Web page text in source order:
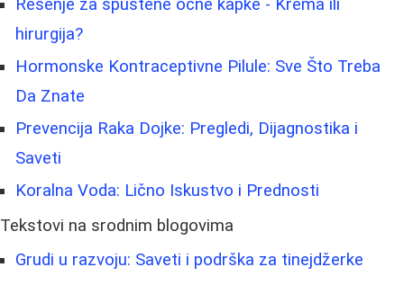
Rešenje za spuštene očne kapke - Krema ili
hirurgija?
Hormonske Kontraceptivne Pilule: Sve Što Treba
Da Znate
Prevencija Raka Dojke: Pregledi, Dijagnostika i
Saveti
Koralna Voda: Lično Iskustvo i Prednosti
Tekstovi na srodnim blogovima
Grudi u razvoju: Saveti i podrška za tinejdžerke